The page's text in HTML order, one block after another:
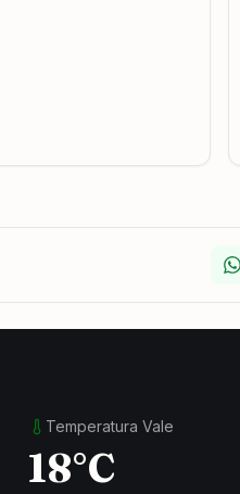
Temperatura Vale
18°C